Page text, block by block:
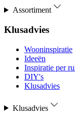
Assortiment
Klusadvies
Wooninspiratie
Ideeën
Inspiratie per
DIY's
Klusadvies
Klusadvies